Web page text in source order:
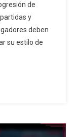
De
Batalla:
Estrategias
De
de
y
deben
su estilo de